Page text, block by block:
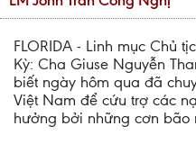
FLORIDA - Linh mục Chủ
Kỳ: Cha Giuse Nguyễn
biết ngày hôm qua đã
Việt Nam để cứu trợ các
hưởng bởi những cơn bão